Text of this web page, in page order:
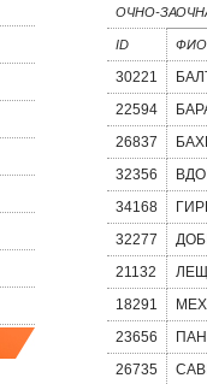
ОЧНО-
ID ФИО
30221
22594
26837
32356
34168
32277
21132
18291
23656
26735